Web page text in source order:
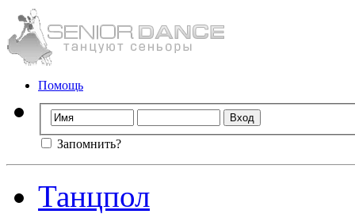
Помощь
Запомнить?
Танцпол